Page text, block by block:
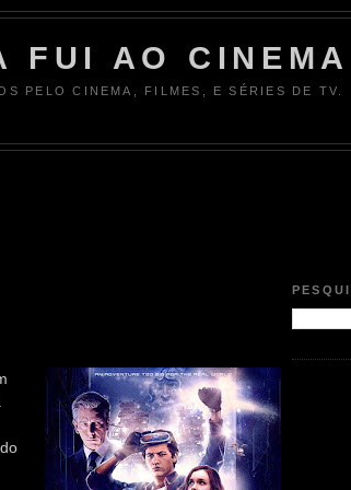
FUI AO CINEMA
PELO CINEMA, FILMES, E SÉRIES DE TV.